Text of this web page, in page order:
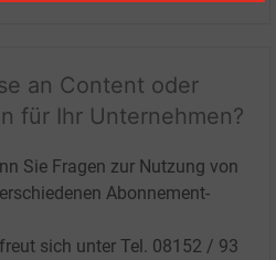
an Content oder
für Ihr Unternehmen?
Sie Fragen zur Nutzung von
Abonnement-
sich unter Tel. 08152 / 93